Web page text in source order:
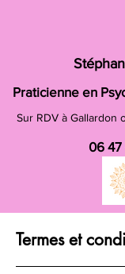
Praticienne en
06 47
Sur RDV à Gallardon
Termes et